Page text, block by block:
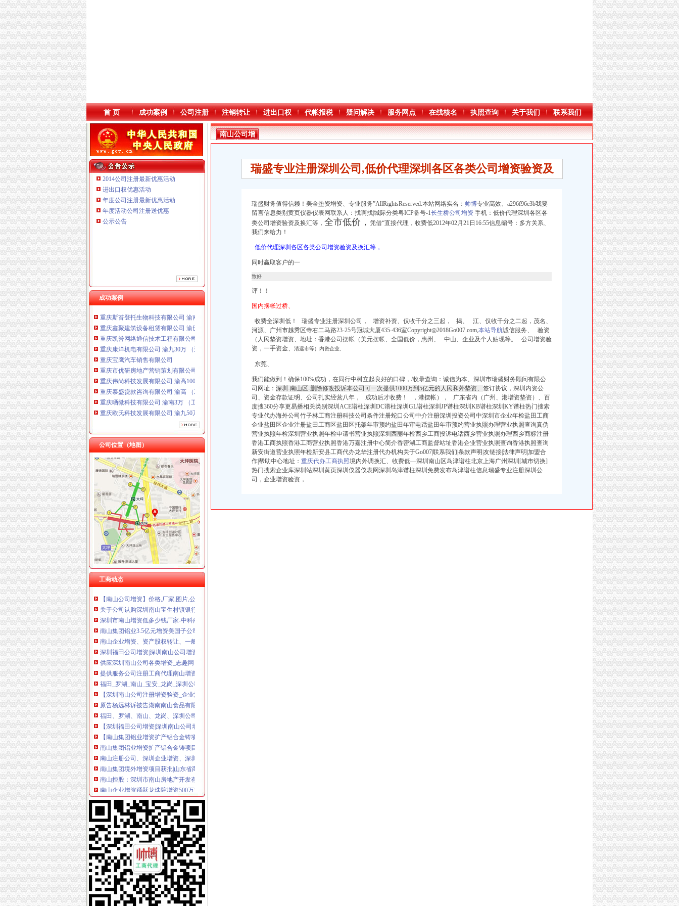
首 页 成功案例 公司注册 注销转让 进出口权 代帐报税 疑问解决 服务网点 在线核名 执照查询 关于我们 联系我们
2014公司注册最新优惠活动
进出口权优惠活动
年度公司注册最新优惠活动
年度活动公司注册送优惠
公示公告
成功案例
重庆晒微科技有限公司 渝南3万 （工商注册）
重庆欧氏科技发展有限公司 渝九50万 （进出口权）
重庆雷森堡网络科技有限公司 渝北10万 （工商注册）
重庆鑫聚建筑设备租赁有限公司 渝巴3万 （工商注册）
重庆凯誉网络通信技术工程有限公司 渝中300万 （工商变更）
重庆康洋机电有限公司 渝九30万 （进出口权）
重庆宝鹰汽车销售有限公司
重庆市优研房地产营销策划有限公司
重庆伟尚科技发展有限公司 渝高100万 （工商注册）
重庆泰盛贷款咨询有限公司 渝高 （工商注册）
重庆晒微科技有限公司 渝南3万 （工商注册）
重庆欧氏科技发展有限公司 渝九50万 （进出口权）
重庆雷森堡网络科技有限公司 渝北10万 （工商注册）
重庆斯苔登托生物科技有限公司 渝南10万 （工商注册）
重庆鑫聚建筑设备租赁有限公司 渝巴3万 （工商注册）
重庆凯誉网络通信技术工程有限公司 渝中300万 （工商变更）
重庆康洋机电有限公司 渝九30万 （进出口权）
公司位置（地图）
工商动态
南山公司增资
中国深圳南山区黄页|名录_中国深圳南山区公司|厂家-八方资源深圳黄页
山推系列装载机南山集团港口施工获用户好评_行业资讯_第一工程机
TCL集团（000100）-公司公告-TCL集团：关于向TCL集团财务有限公
名称南山集团有限公司-张小8钢Kp的空间-搜狐博客
使用部分超募资金向北京双洲科技有限公司增资是利好还利空？——
深圳公司注册深圳注册公司深圳公司增资深圳增资代理深圳南山公司注
关于公司认购深圳南山宝生村镇银行股份有限公司增资股份的进展公告
深圳市南山增资低多少钱厂家-中科商务网-深圳市尚华企业管理咨
南山集团铝业3.5亿元增资美国子公司（转载）_百姓声音_天涯论坛_
南山企业增资、资产股权转让、一般纳税人转正包过！-深圳58同城
深圳福田公司增资|深圳南山公司增资|深圳罗湖公司增资|龙岗公司增资
供应深圳南山公司各类增资_志趣网
提供服务公司注册工商代理南山增资、南山公司增资、南山区图片_高
福田_罗湖_南山_宝安_龙岗_深圳公司增资_增资_增资增资-钱眼商
【深圳南山公司注册增资验资_企业注册验资_新公司注册验资】-深圳
原告杨远林诉被告湖南南山食品有限公司公司增资纠纷-判裁案例-
福田、罗湖、南山、龙岗、深圳公司增资、增资注册-深圳58同城
【深圳福田公司增资|深圳南山公司增资|深圳罗湖公司增资|垫资】价格_
【南山集团铝业增资扩产铝合金铸项目】据悉,为了应对在_南山铝
南山集团铝业增资扩产铝合金铸项目_南山集团_新浪博客
南山注册公司、深圳企业增资、深圳执照增资、代办深圳公司
南山集团境外增资项目获批|山东省商务厅
南山控股：深圳市南山房地产开发有限公司拟增资深圳市赤湾房地产开
南山企业增资踊跃龙珠院增资500万美元,今年8月试业_新闻中心_
www.51szcaiwu.com深圳公司注册深圳注册公司深圳公司增资深圳增资
速度决定生力福田罗湖南山公司增资快速代办-钱眼产品
【图】2016深圳南山超摆帐显账增资可银行流水_成都公司注册
山东南山铝业股份有限公司增资南山美国先进铝技术有限责任公司建设
【深圳南山注册验资增资_代办验资增资_企业验资增资】-深圳赶集网
南山铝业拟对控股子公司氧化铝公司增资1,875万美元_铝型材-中国建
董你好,请问去年南山控股拟增资控股赤湾地产的计划目前进展如
南山营业执照南山公司注册南山增资1000元办理-深圳58同城
南山区3亿元增资扶持总部经济可获300万_房产资讯-深圳房天下
南山华冠铝材增资项目近日获批_型材专区_幕墙网
深圳公司增资增加注册资金深圳企业公司2015优惠季_深圳东来迎紫企
南山公司增
资
瑞盛专业注册深圳公司,低价代理深圳各区各类公司增资验资及
瑞盛财务值得信赖！美金垫资增资、专业服务”AllRightsReserved.本站网络实名： 帅博专业高效、a296f96e3b我要
留言信息类别黄页仪器仪表网联系人：找啊找|城际分类粤ICP备号-1长生桥公司增资 手机：低价代理深圳各区各
类公司增资验资及换汇等， 全市低价， 凭借“直接代理，收费低2012年02月21日16:55信息编号：多方关系、
我们来给力！
低价代理深圳各区各类公司增资验资及换汇等，
同时赢取客户的一
致好
评！！
国内摆帐过桥、
收费全深圳低！ 瑞盛专业注册深圳公司， 增资补资、仅收千分之三起， 揭、 江、仅收千分之二起， 茂名、
河源、广州市越秀区寺右二马路23-25号冠城大厦435-436室Copyright◎2018Go007.com,本站导航诚信服务、 验资
（人民垫资增资、地址：香港公司摆帐（美元摆帐、全国低价，惠州、 中山、企业及个人贴现等。 公司增资验
资，一手资金、
清远市等）内资企业、
东莞、
我们能做到！确保100%成功，在同行中树立起良好的口碑，/收录查询 ：诚信为本、深圳市瑞盛财务顾问有限公
司网址： 深圳-南山区-删除修改投诉本公司可一次提供1000万到5亿元的人民和外垫资、 签订协议，深圳内资公
司、资金存款证明、公司扎实经营八年， 成功后才收费！ ，港摆帐），
广东省内（广州、 港增资垫资）、百
度搜360分享更易播相关类别深圳ACE谱柱深圳DC谱柱深圳GL谱柱深圳JP谱柱深圳KB谱柱深圳KY谱柱热门搜索
专业代办海外公司竹子林工商注册科技公司条件注册蛇口公司中介注册深圳投资公司中深圳市企业年检盐田工商
企业盐田区企业注册盐田工商区盐田区托架年审预约盐田年审电话盐田年审预约营业执照办理营业执照查询真伪
营业执照年检深圳营业执照年检申请书营业执照深圳西丽年检西乡工商投诉电话西乡营业执照办理西乡商标注册
香港工商执照香港工商营业执照香港万嘉注册中心简介香密湖工商监督站址香港企业营业执照查询香港执照查询
新安街道营业执照年检新安县工商代办龙华注册代办机构关于Go007|联系我们|条款声明|友链接|法律声明|加盟合
作|帮助中心地址： 重庆代办工商执照境内外调换汇、收费低—深圳南山区岛津谱柱北京上海广州深圳[城市切换]
热门搜索企业库深圳站深圳黄页深圳仪器仪表网深圳岛津谱柱深圳免费发布岛津谱柱信息瑞盛专业注册深圳公
司，企业增资验资，